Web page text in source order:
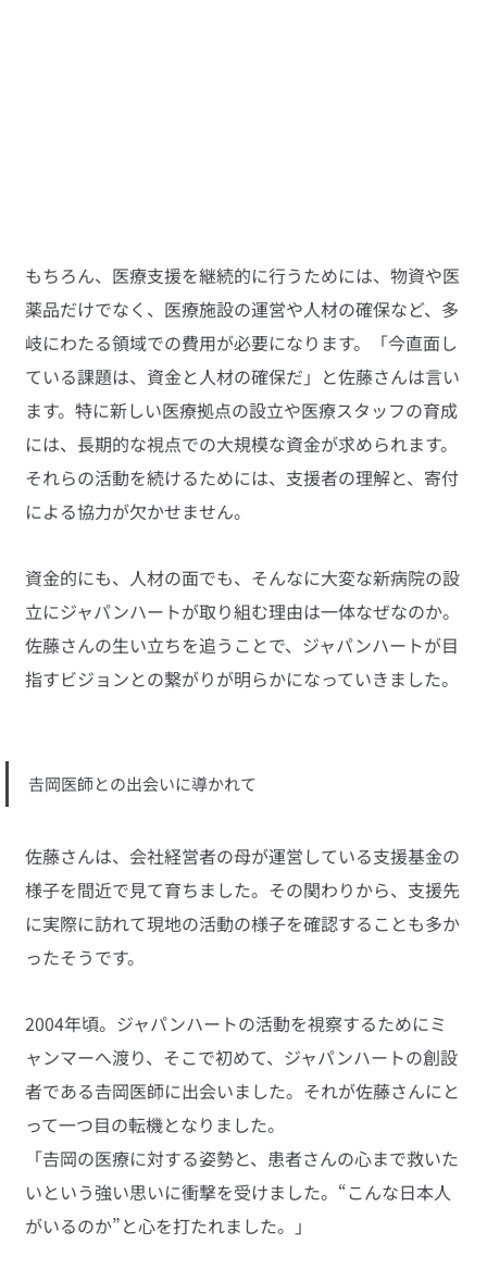
もちろん、医療支援を継続的に行うためには、物資や医
薬品だけでなく、医療施設の運営や人材の確保など、多
岐にわたる領域での費用が必要になります。「今直面し
ている課題は、資金と人材の確保だ」と佐藤さんは言い
ます。特に新しい医療拠点の設立や医療スタッフの育成
には、長期的な視点での大規模な資金が求められます。
それらの活動を続けるためには、支援者の理解と、寄付
による協力が欠かせません。
資金的にも、人材の面でも、そんなに大変な新病院の設
立にジャパンハートが取り組む理由は一体なぜなのか。
佐藤さんの生い立ちを追うことで、ジャパンハートが目
指すビジョンとの繋がりが明らかになっていきました。
𠮷岡医師との出会いに導かれて
佐藤さんは、会社経営者の母が運営している支援基金の
様子を間近で見て育ちました。その関わりから、支援先
に実際に訪れて現地の活動の様子を確認することも多か
ったそうです。
2004年頃。ジャパンハートの活動を視察するためにミ
ャンマーへ渡り、そこで初めて、ジャパンハートの創設
者である𠮷岡医師に出会いました。それが佐藤さんにと
って一つ目の転機となりました。
「𠮷岡の医療に対する姿勢と、患者さんの心まで救いた
いという強い思いに衝撃を受けました。“こんな日本人
がいるのか”と心を打たれました。」